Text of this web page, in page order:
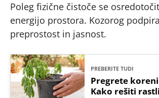
Poleg fizične čistoče se
energijo prostora. Kozorog
preprostost in jasnost.
PREBERITE TUDI
Pregrete
Kako rešiti